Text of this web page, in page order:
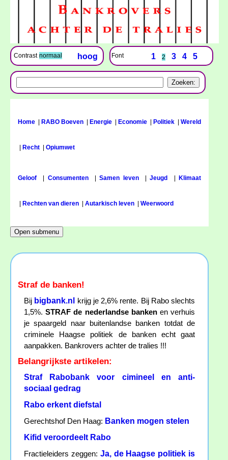
Contrast normaal hoog Font 1 2 3 4 5
Home RABO Boeven Energie Economie Politiek Wereld
Recht Opiumwet
Geloof Consumenten|Samen leven|Jeugd Klimaat
Rechten van dieren Autarkisch leven Weerwoord
Straf de banken!
Bij bigbank.nl
krijg je 2,6% rente. Bij Rabo slechts
1,5%.STRAF de nederlandse bankenen verhuis
je spaargeld naar buitenlandse banken totdat de
criminele Haagse politiek de banken echt gaat
aanpakken. Bankrovers achter de tralies !!!
Belangrijkste artikelen:
Straf Rabobank voor cimineel en anti-
sociaal gedrag
Rabo erkent diefstal
Gerechtshof Den Haag: Banken mogen stelen
Kifid veroordeelt Rabo
Fractieleiders zeggen: Ja, de Haagse politiek is